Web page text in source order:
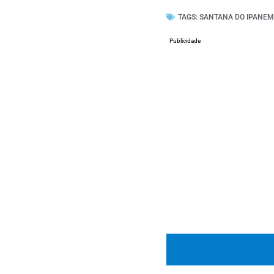
TAGS: SANTANA DO
Publicidade